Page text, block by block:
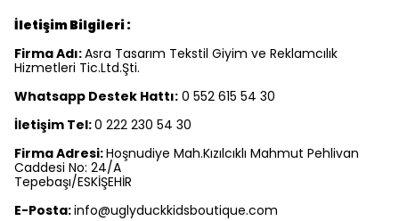
İletişim Bilgileri :
Firma Adı:Asra Tasarım Tekstil Giyim ve Reklamcılık
Hizmetleri Tic.Ltd.Şti.
Whatsapp Destek Hattı: 0 552 615 54 30
İletişim Tel:0 222 230 54 30
Firma Adresi:Hoşnudiye Mah.Kızılcıklı Mahmut Pehlivan
Caddesi No: 24/A
Tepebaşı/ESKİŞEHİR
E-Posta:info@uglyduckkidsboutique.com